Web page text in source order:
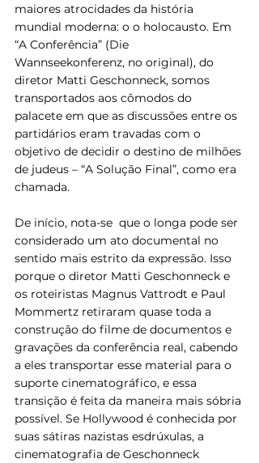
maiores atrocidades da história
mundial moderna: o o holocausto. Em
“A Conferência” (Die
Wannseekonferenz, no original), do
diretor Matti Geschonneck, somos
transportados aos cômodos do
palacete em que as discussões entre os
partidários eram travadas com o
objetivo de decidir o destino de milhões
de judeus – “A Solução Final”, como era
chamada.
De início, nota-se  que o longa pode ser
considerado um ato documental no
sentido mais estrito da expressão. Isso
porque o diretor Matti Geschonneck e
os roteiristas Magnus Vattrodt e Paul
Mommertz retiraram quase toda a
construção do filme de documentos e
gravações da conferência real, cabendo
a eles transportar esse material para o
suporte cinematográfico, e essa
transição é feita da maneira mais sóbria
possível. Se Hollywood é conhecida por
suas sátiras nazistas esdrúxulas, a
cinematografia de Geschonneck